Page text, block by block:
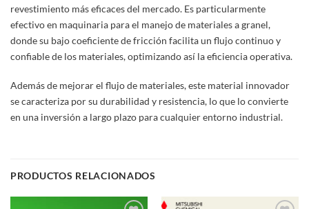
revestimiento más eficaces del mercado. Es particularmente
efectivo en maquinaria para el manejo de materiales a granel,
donde su bajo coeficiente de fricción facilita un flujo continuo y
confiable de los materiales, optimizando así la eficiencia operativa.
Además de mejorar el flujo de materiales, este material innovador
se caracteriza por su durabilidad y resistencia, lo que lo convierte
en una inversión a largo plazo para cualquier entorno industrial.
PRODUCTOS RELACIONADOS